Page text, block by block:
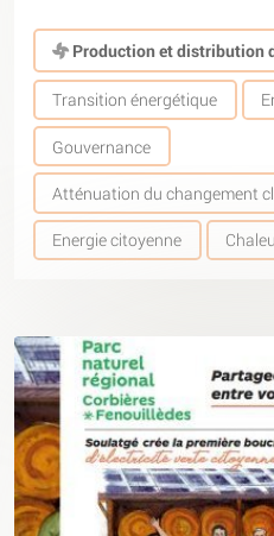
Production et distribution
Transition énergétique
Gouvernance
Atténuation du changement
Energie citoyenne